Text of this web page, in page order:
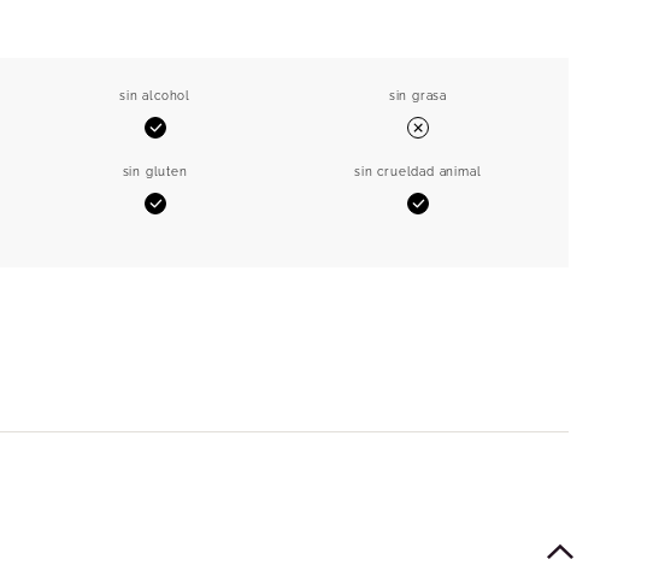
sin alcohol
Sí
sin grasa
N.º
sin gluten
Sí
sin crueldad animal
Sí